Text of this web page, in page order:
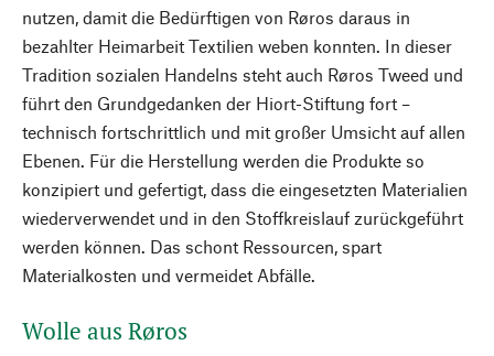
nutzen, damit die Bedürftigen von Røros daraus in
bezahlter Heimarbeit Textilien weben konnten. In dieser
Tradition sozialen Handelns steht auch Røros Tweed und
führt den Grundgedanken der Hiort-Stiftung fort –
technisch fortschrittlich und mit großer Umsicht auf allen
Ebenen. Für die Herstellung werden die Produkte so
konzipiert und gefertigt, dass die eingesetzten Materialien
wiederverwendet und in den Stoffkreislauf zurückgeführt
werden können. Das schont Ressourcen, spart
Materialkosten und vermeidet Abfälle.
Wolle aus Røros